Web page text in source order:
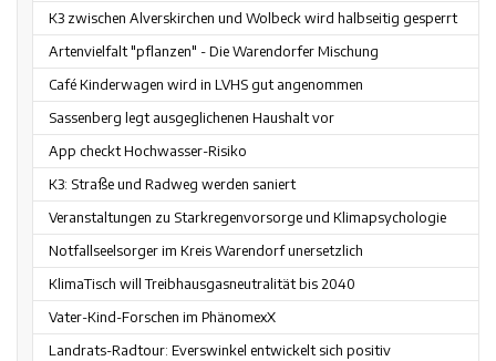
K3 zwischen Alverskirchen und Wolbeck wird halbseitig gesperrt
Artenvielfalt "pflanzen" - Die Warendorfer Mischung
Café Kinderwagen wird in LVHS gut angenommen
Sassenberg legt ausgeglichenen Haushalt vor
App checkt Hochwasser-Risiko
K3: Straße und Radweg werden saniert
Veranstaltungen zu Starkregenvorsorge und Klimapsychologie
Notfallseelsorger im Kreis Warendorf unersetzlich
KlimaTisch will Treibhausgasneutralität bis 2040
Vater-Kind-Forschen im PhänomexX
Landrats-Radtour: Everswinkel entwickelt sich positiv